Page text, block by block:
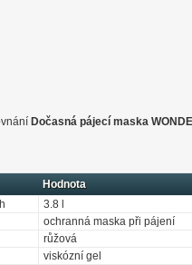
Dočasná pájecí maska
Hodnota
3.8 l
ochranná maska při pájení
růžová
viskózní gel